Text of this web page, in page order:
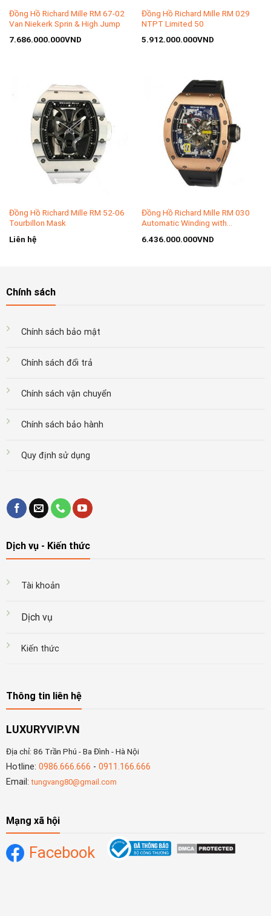
Đồng Hồ Richard Mille RM 67-02
Van Niekerk Sprin & High Jump
7.686.000.000VND
Đồng Hồ Richard Mille RM 029
NTPT Limited 50
5.912.000.000VND
Đồng Hồ Richard Mille RM 52-06
Tourbillon Mask
Liên hệ
Đồng Hồ Richard Mille RM 030
Automatic Winding with
6.436.000.000VND
Chính sách
Chính sách bảo mật
Chính sách đổi trả
Chính sách vận chuyển
Chính sách bảo hành
Quy định sử dụng
Dịch vụ - Kiến thức
Tài khoản
Dịch vụ
Kiến thức
Thông tin liên hệ
LUXURYVIP.VN
Địa chỉ: 86 Trần Phú - Ba Đình - Hà Nội
Hotline: 0986.666.666 - 0911.166.666
Email:tungvang80@gmail.com
Mạng xã hội
Facebook